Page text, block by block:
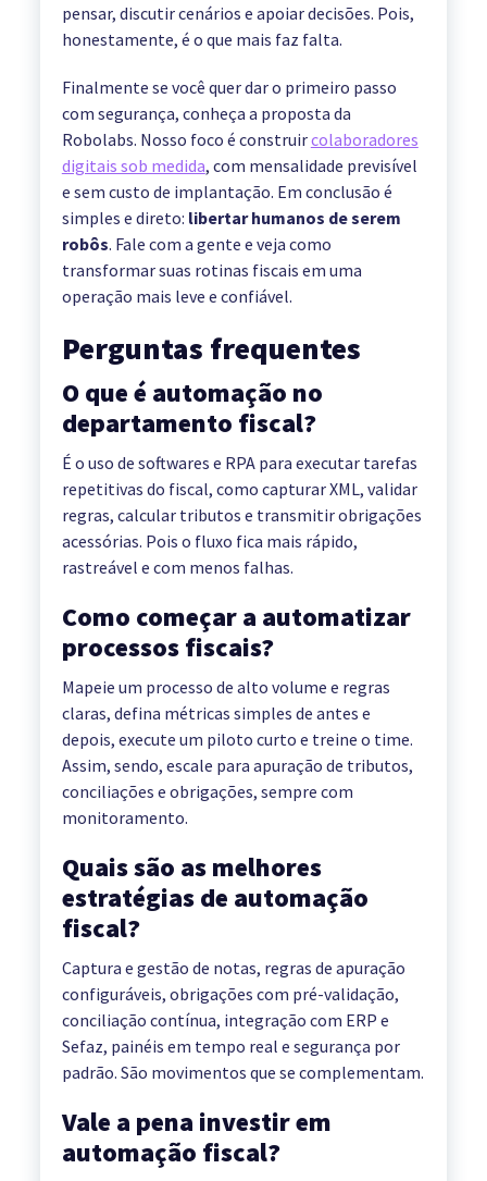
pensar, discutir cenários e apoiar decisões. Pois,
honestamente, é o que mais faz falta.
Finalmente se você quer dar o primeiro passo
com segurança, conheça a proposta da
Robolabs. Nosso foco é construircolaboradores
digitais sob medida, com mensalidade previsível
e sem custo de implantação. Em conclusão é
simples e direto: libertar humanos de serem
robôs. Fale com a gente e veja como
transformar suas rotinas fiscais em uma
operação mais leve e confiável.
Perguntas frequentes
O que é automação no
departamento fiscal?
É o uso de softwares e RPA para executar tarefas
repetitivas do fiscal, como capturar XML, validar
regras, calcular tributos e transmitir obrigações
acessórias. Pois o fluxo fica mais rápido,
rastreável e com menos falhas.
Como começar a automatizar
processos fiscais?
Mapeie um processo de alto volume e regras
claras, defina métricas simples de antes e
depois, execute um piloto curto e treine o time.
Assim, sendo, escale para apuração de tributos,
conciliações e obrigações, sempre com
monitoramento.
Quais são as melhores
estratégias de automação
fiscal?
Captura e gestão de notas, regras de apuração
configuráveis, obrigações com pré-validação,
conciliação contínua, integração com ERP e
Sefaz, painéis em tempo real e segurança por
padrão. São movimentos que se complementam.
Vale a pena investir em
automação fiscal?